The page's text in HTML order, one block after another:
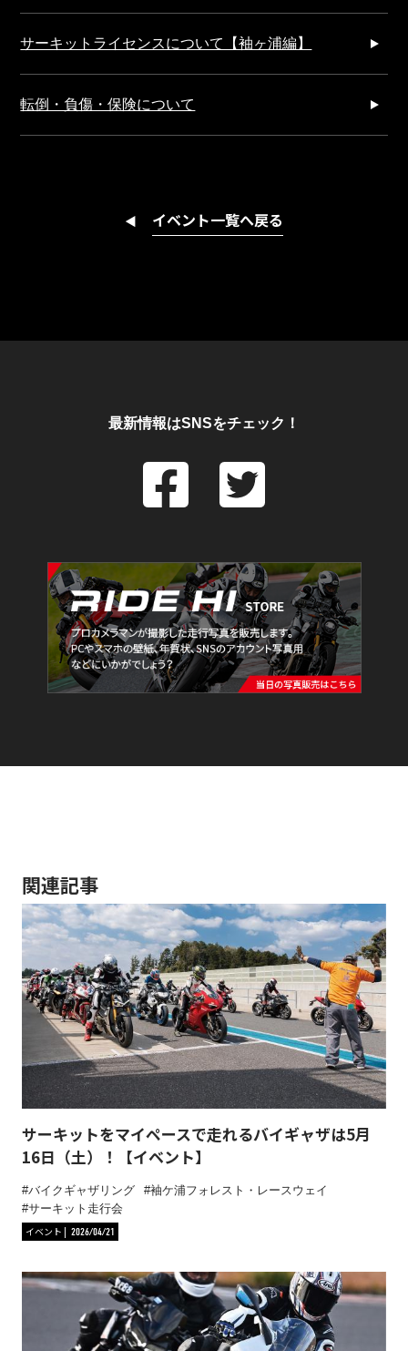
サーキットライセンスについて【袖ヶ浦編】
転倒・負傷・保険について
◀︎ イベント一覧へ戻る
最新情報はSNSをチェック！
関連記事
サーキットをマイペースで走れるバイギャザは5月
16日（土）！【イベント】
バイクギャザリング
袖ケ浦フォレスト・レースウェイ
サーキット走行会
イベント
2026/04/21